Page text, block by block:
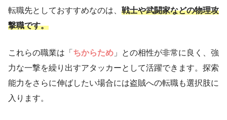
転職先としておすすめなのは、 戦士や武闘家などの物理攻
撃職です。
これらの職業は「 ちからため 」との相性が非常に良く、強
力な一撃を繰り出すアタッカーとして活躍できます。探索
能力をさらに伸ばしたい場合には盗賊への転職も選択肢に
入ります。